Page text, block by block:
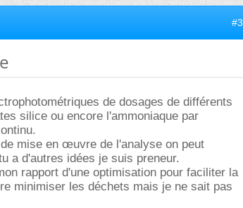
#3
de dosages de différents
silice ou encore l'ammoniaque par
mise en œuvre de l'analyse on peut
a d'autres idées je suis preneur.
rapport d'une optimisation pour faciliter la
minimiser les déchets mais je ne sait pas